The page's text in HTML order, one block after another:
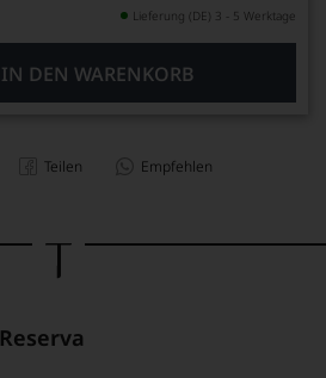
Lieferung (DE) 3 - 5 Werktage
IN DEN WARENKORB
Teilen Empfehlen